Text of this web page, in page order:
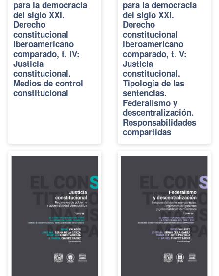
para la democracia
del siglo XXI.
Derecho
constitucional
iberoamericano
comparado, t. IV:
Justicia
constitucional.
Medios de control
constitucional
para la democracia
del siglo XXI.
Derecho
constitucional
iberoamericano
comparado, t. V:
Justicia
constitucional.
Tipología de las
sentencias.
Federalismo y
descentralización.
Responsabilidades
compartidas